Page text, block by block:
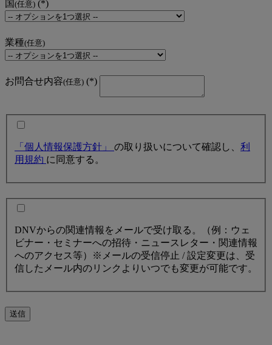
国 (任意)
業種(任意)
お問合せ内容(任意)
「個人情報保護方針」 の取り扱いについて確認し、 利
用規約 に同意する。
DNVからの関連情報をメールで受け取る。（例：ウェ
ビナー・セミナーへの招待・ニュースレター・関連情報
へのアクセス等）※メールの受信停止 / 設定変更は、受
信したメール内のリンクよりいつでも変更が可能です。
送信